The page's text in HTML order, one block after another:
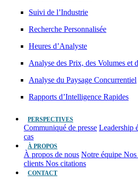
Suivi de l’Industrie
Recherche Personnalisée
Heures d’Analyste
Analyse des Prix, des Volumes et
Analyse du Paysage Concurrentiel
Rapports d’Intelligence Rapides
PERSPECTIVES
Communiqué de presse Leadership
cas
À PROPOS
À propos de nous Notre équipe Nos
clients Nos citations
CONTACT